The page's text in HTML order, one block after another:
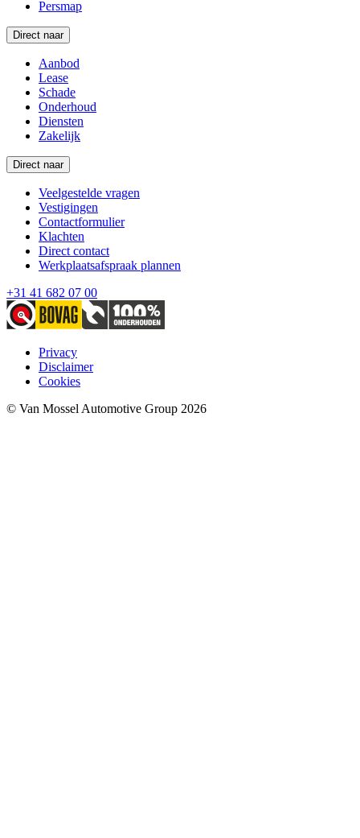
Persmap
Direct naar
Aanbod
Lease
Schade
Onderhoud
Diensten
Zakelijk
Direct naar
Veelgestelde vragen
Vestigingen
Contactformulier
Klachten
Direct contact
Werkplaatsafspraak plannen
+31 41 682 07 00
Privacy
Disclaimer
Cookies
© Van Mossel Automotive Group 2026